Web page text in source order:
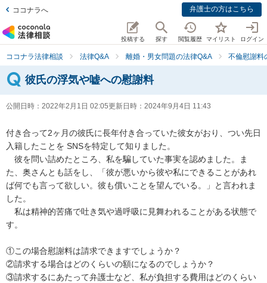
ココナラへ 弁護士の方はこちら
投稿する 探す 閲覧履歴 マイリスト ログイン
ココナラ法律相談 法律Q&A 離婚・男女問題の法律Q&A 不倫慰謝料
彼氏の浮気や嘘への慰謝料
公開日時： 2022年2月1日 02:05更新日時： 2024年9月4日 11:43
付き合って2ヶ月の彼氏に長年付き合っていた彼女がおり、つい先日
入籍したことを SNSを特定して知りました。
彼を問い詰めたところ、私を騙していた事実を認めました。ま
た、奥さんとも話をし、「彼が悪いから彼や私にできることがあれ
ば何でも言って欲しい。彼も償いことを望んでいる。」と言われま
した。
私は精神的苦痛で吐き気や過呼吸に見舞われることがある状態で
す。
①この場合慰謝料は請求できますでしょうか？
②請求する場合はどのくらいの額になるのでしょうか？
③請求するにあたって弁護士など、私が負担する費用はどのくらい